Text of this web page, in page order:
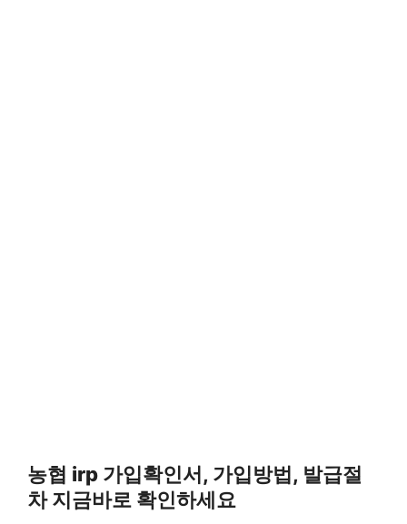
농협 irp 가입확인서, 가입방법, 발급절
차 지금바로 확인하세요